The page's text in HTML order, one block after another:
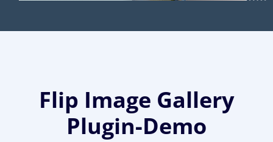
Flip Image Gallery
Plugin-Demo